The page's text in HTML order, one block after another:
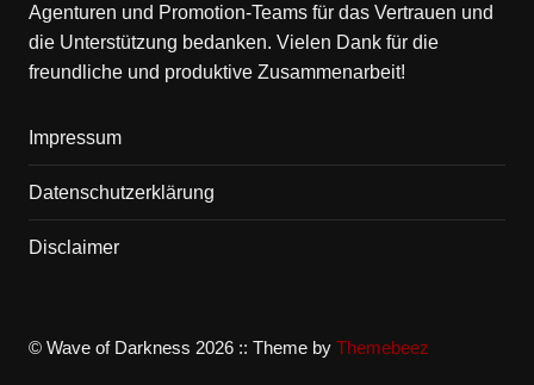
Agenturen und Promotion-Teams für das Vertrauen und
die Unterstützung bedanken. Vielen Dank für die
freundliche und produktive Zusammenarbeit!
Impressum
Datenschutzerklärung
Disclaimer
© Wave of Darkness 2026 :: Theme by Themebeez